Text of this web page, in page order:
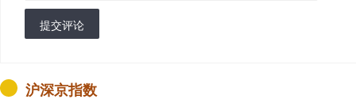
提交评论
沪深京指数